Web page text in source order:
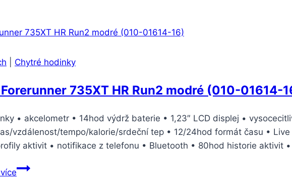
(Stratos)
Chytré hodinky
735XT HR Run2 modré (010-01614-
• akcelometr • 14hod výdrž baterie • 1,23″ LCD displej •
vzdálenost/tempo/kalorie/srdeční tep • 12/24hod formát času •
aktivit • notifikace z telefonu • Bluetooth • 80hod historie aktivit
Garmin